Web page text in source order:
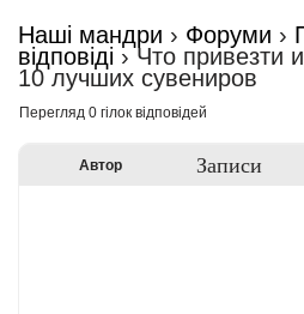
Наші мандри › Форуми ›
відповіді › Что привезти
10 лучших сувениров
Перегляд 0 гілок відповідей
Автор Записи